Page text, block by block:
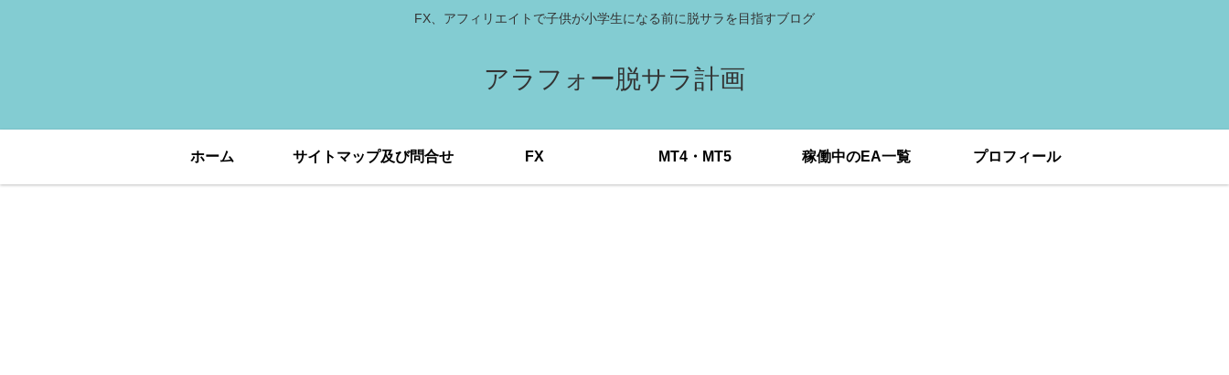
FX、アフィリエイトで子供が小学生になる前に脱サラを目指すブログ
アラフォー脱サラ計画
ホーム サイトマップ及び問合せ FX MT4・MT5 稼働中のEA一覧 プロフィール